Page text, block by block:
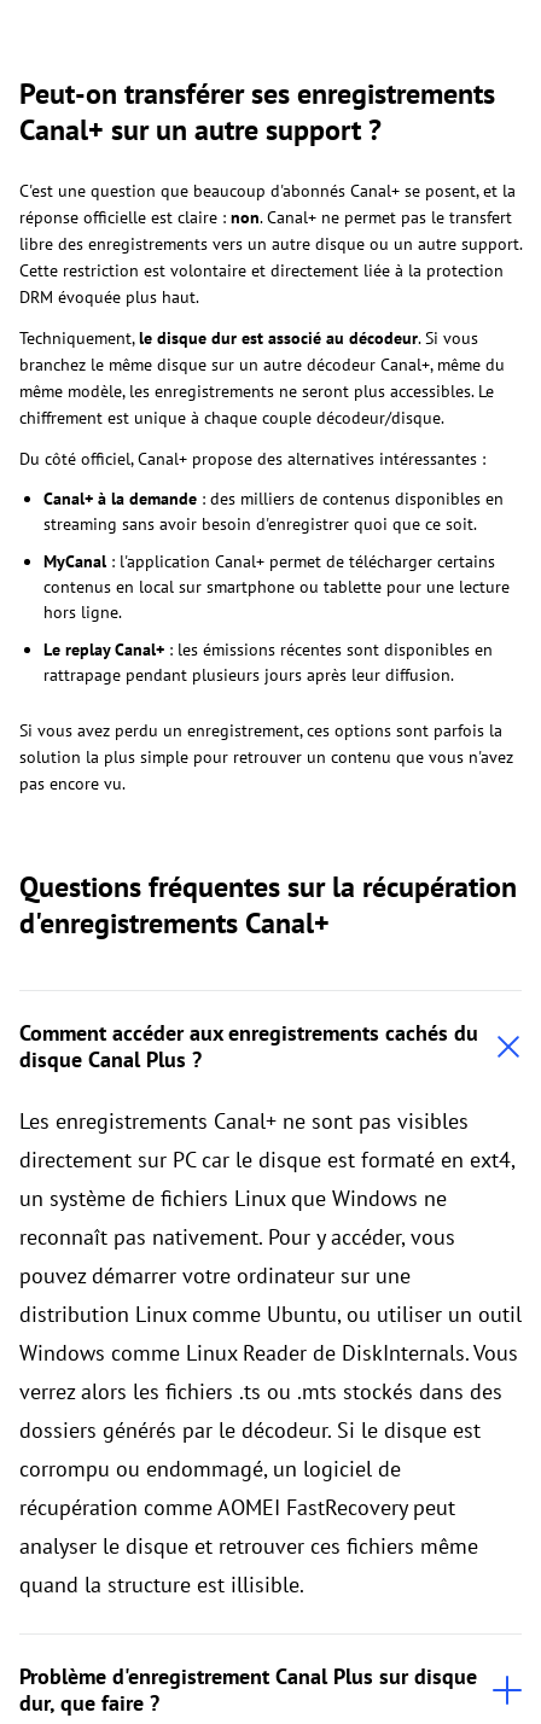
Peut-on transférer ses enregistrements
Canal+ sur un autre support ?
C'est une question que beaucoup d'abonnés Canal+ se posent, et la
réponse officielle est claire : non. Canal+ ne permet pas le transfert
libre des enregistrements vers un autre disque ou un autre support.
Cette restriction est volontaire et directement liée à la protection
DRM évoquée plus haut.
Techniquement,le disque dur est associé au décodeur. Si vous
branchez le même disque sur un autre décodeur Canal+, même du
même modèle, les enregistrements ne seront plus accessibles. Le
chiffrement est unique à chaque couple décodeur/disque.
Du côté officiel, Canal+ propose des alternatives intéressantes :
Canal+ à la demande : des milliers de contenus disponibles en
streaming sans avoir besoin d'enregistrer quoi que ce soit.
MyCanal : l'application Canal+ permet de télécharger certains
contenus en local sur smartphone ou tablette pour une lecture
hors ligne.
Le replay Canal+ : les émissions récentes sont disponibles en
rattrapage pendant plusieurs jours après leur diffusion.
Si vous avez perdu un enregistrement, ces options sont parfois la
solution la plus simple pour retrouver un contenu que vous n'avez
pas encore vu.
Questions fréquentes sur la récupération
d'enregistrements Canal+
Comment accéder aux enregistrements cachés du
disque Canal Plus ?
Les enregistrements Canal+ ne sont pas visibles
directement sur PC car le disque est formaté en ext4,
un système de fichiers Linux que Windows ne
reconnaît pas nativement. Pour y accéder, vous
pouvez démarrer votre ordinateur sur une
distribution Linux comme Ubuntu, ou utiliser un outil
Windows comme Linux Reader de DiskInternals. Vous
verrez alors les fichiers .ts ou .mts stockés dans des
dossiers générés par le décodeur. Si le disque est
corrompu ou endommagé, un logiciel de
récupération comme AOMEI FastRecovery peut
analyser le disque et retrouver ces fichiers même
quand la structure est illisible.
Problème d'enregistrement Canal Plus sur disque
dur, que faire ?